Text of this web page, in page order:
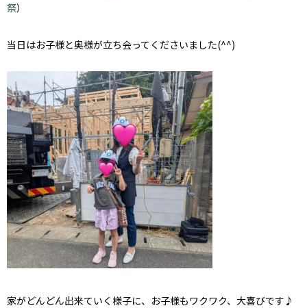
祭）
当日はお子様と奥様が立ち会ってくださいました(^^)
家がどんどん出来ていく様子に、お子様もワクワク、大喜びです♪